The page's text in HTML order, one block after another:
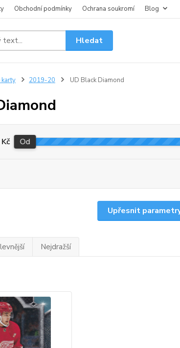
Obchodní podmínky Ochrana soukromí Blog
Hledat
2019-20 UD Black Diamond
Upřesnit
Kč Od
Nejdražší